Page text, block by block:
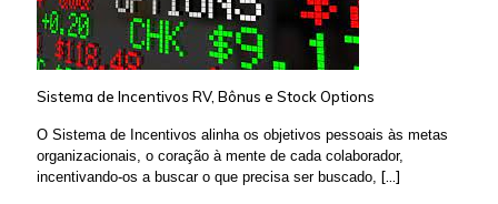
Sistema de Incentivos RV, Bônus e Stock Options
O Sistema de Incentivos alinha os objetivos pessoais às metas
organizacionais, o coração à mente de cada colaborador,
incentivando-os a buscar o que precisa ser buscado, […]